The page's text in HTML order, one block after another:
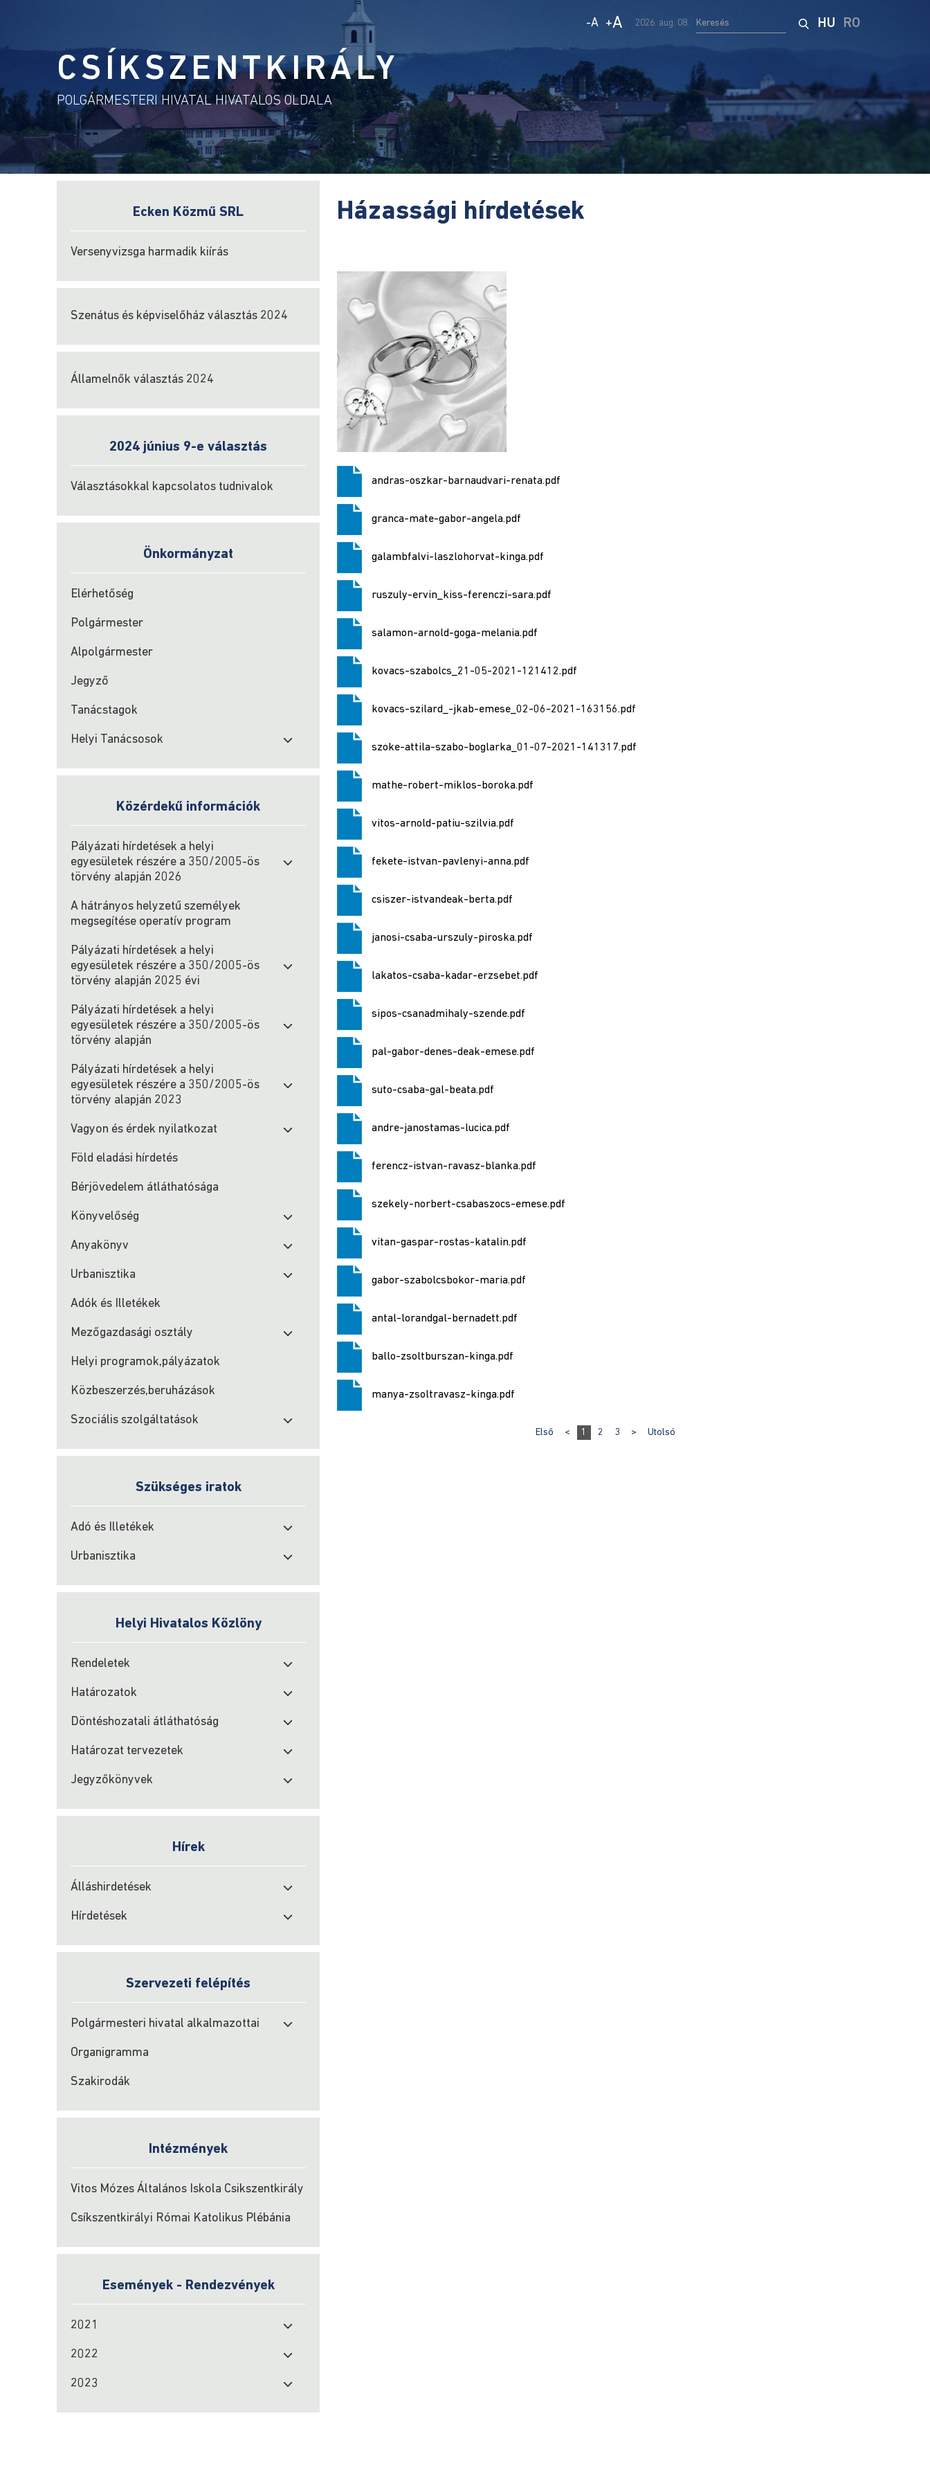
-A +A 2026. aug. 08. HU RO
CSÍKSZENTKIRÁLY
POLGÁRMESTERI HIVATAL HIVATALOS OLDALA
Ecken Közmű SRL
Versenyvizsga harmadik kiírás
Szenátus és képviselőház választás 2024
Államelnők választás 2024
2024 június 9-e választás
Választásokkal kapcsolatos tudnivalok
Önkormányzat
Elérhetőség
Polgármester
Alpolgármester
Jegyző
Tanácstagok
Helyi Tanácsosok
Közérdekű információk
Pályázati hírdetések a helyi
egyesületek részére a 350/2005-ös
törvény alapján 2026
A hátrányos helyzetű személyek
megsegítése operatív program
Pályázati hírdetések a helyi
egyesületek részére a 350/2005-ös
törvény alapján 2025 évi
Pályázati hírdetések a helyi
egyesületek részére a 350/2005-ös
törvény alapján
Pályázati hírdetések a helyi
egyesületek részére a 350/2005-ös
törvény alapján 2023
Vagyon és érdek nyilatkozat
Föld eladási hírdetés
Bérjövedelem átláthatósága
Könyvelőség
Anyakönyv
Urbanisztika
Adók és Illetékek
Mezőgazdasági osztály
Helyi programok,pályázatok
Közbeszerzés,beruházások
Szociális szolgáltatások
Szükséges iratok
Adó és Illetékek
Urbanisztika
Helyi Hivatalos Közlöny
Rendeletek
Határozatok
Döntéshozatali átláthatóság
Határozat tervezetek
Jegyzőkönyvek
Hírek
Álláshirdetések
Hírdetések
Szervezeti felépítés
Polgármesteri hivatal alkalmazottai
Organigramma
Szakirodák
Intézmények
Vitos Mózes Általános Iskola Csikszentkirály
Csíkszentkirályi Római Katolikus Plébánia
Események - Rendezvények
2021
2022
2023
Házassági hírdetések
andras-oszkar-barnaudvari-renata.pdf
granca-mate-gabor-angela.pdf
galambfalvi-laszlohorvat-kinga.pdf
ruszuly-ervin_kiss-ferenczi-sara.pdf
salamon-arnold-goga-melania.pdf
kovacs-szabolcs_21-05-2021-121412.pdf
kovacs-szilard_-jkab-emese_02-06-2021-163156.pdf
szoke-attila-szabo-boglarka_01-07-2021-141317.pdf
mathe-robert-miklos-boroka.pdf
vitos-arnold-patiu-szilvia.pdf
fekete-istvan-pavlenyi-anna.pdf
csiszer-istvandeak-berta.pdf
janosi-csaba-urszuly-piroska.pdf
lakatos-csaba-kadar-erzsebet.pdf
sipos-csanadmihaly-szende.pdf
pal-gabor-denes-deak-emese.pdf
suto-csaba-gal-beata.pdf
andre-janostamas-lucica.pdf
ferencz-istvan-ravasz-blanka.pdf
szekely-norbert-csabaszocs-emese.pdf
vitan-gaspar-rostas-katalin.pdf
gabor-szabolcsbokor-maria.pdf
antal-lorandgal-bernadett.pdf
ballo-zsoltburszan-kinga.pdf
manya-zsoltravasz-kinga.pdf
Első < 1 2 3 > Utolsó